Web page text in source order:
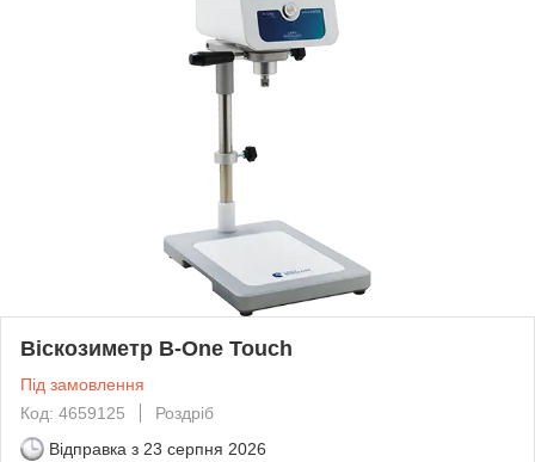
Віскозиметр B-One Touch
Під замовлення
Код: 4659125
Роздріб
Відправка з 23 серпня 2026